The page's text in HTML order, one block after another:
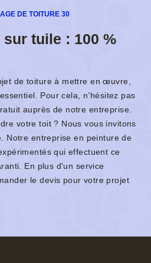
DE TOITURE 30
tuile : 100 %
de toiture à mettre en œuvre,
Pour cela, n’hésitez pas
auprès de notre entreprise.
votre toit ? Nous vous invitons
Notre entreprise en peinture de
qui effectuent ce
En plus d'un service
le devis pour votre projet